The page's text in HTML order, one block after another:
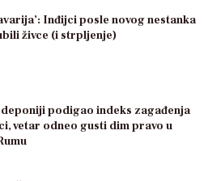
Inđijci posle novog nestanka
živce (i strpljenje)
deponiji podigao indeks zagađenja
vetar odneo gusti dim pravo u